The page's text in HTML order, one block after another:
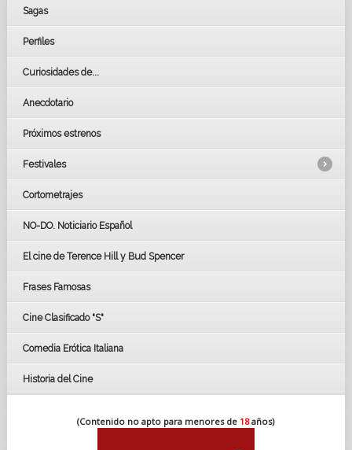
Sagas
Perfiles
Curiosidades de...
Anecdotario
Próximos estrenos
Festivales
LOS OSCARS
GOYAS
BAFTA
Cortometrajes
NO-DO. Noticiario Español
El cine de Terence Hill y Bud Spencer
Frases Famosas
Cine Clasificado "S"
Comedia Erótica Italiana
Historia del Cine
(Contenido no apto para menores de 18años)